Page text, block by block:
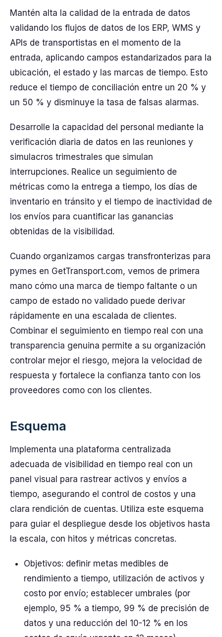
Mantén alta la calidad de la entrada de datos
validando los flujos de datos de los ERP, WMS y
APIs de transportistas en el momento de la
entrada, aplicando campos estandarizados para la
ubicación, el estado y las marcas de tiempo. Esto
reduce el tiempo de conciliación entre un 20 % y
un 50 % y disminuye la tasa de falsas alarmas.
Desarrolle la capacidad del personal mediante la
verificación diaria de datos en las reuniones y
simulacros trimestrales que simulan
interrupciones. Realice un seguimiento de
métricas como la entrega a tiempo, los días de
inventario en tránsito y el tiempo de inactividad de
los envíos para cuantificar las ganancias
obtenidas de la visibilidad.
Cuando organizamos cargas transfronterizas para
pymes en GetTransport.com, vemos de primera
mano cómo una marca de tiempo faltante o un
campo de estado no validado puede derivar
rápidamente en una escalada de clientes.
Combinar el seguimiento en tiempo real con una
transparencia genuina permite a su organización
controlar mejor el riesgo, mejora la velocidad de
respuesta y fortalece la confianza tanto con los
proveedores como con los clientes.
Esquema
Implementa una plataforma centralizada
adecuada de visibilidad en tiempo real con un
panel visual para rastrear activos y envíos a
tiempo, asegurando el control de costos y una
clara rendición de cuentas. Utiliza este esquema
para guiar el despliegue desde los objetivos hasta
la escala, con hitos y métricas concretas.
Objetivos: definir metas medibles de
rendimiento a tiempo, utilización de activos y
costo por envío; establecer umbrales (por
ejemplo, 95 % a tiempo, 99 % de precisión de
datos y una reducción del 10-12 % en los